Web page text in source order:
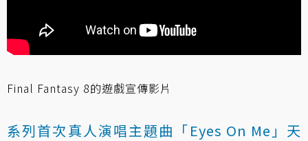
Final Fantasy 8的遊戲宣傳影片
系列首次真人演唱主題曲「Eyes On Me」天